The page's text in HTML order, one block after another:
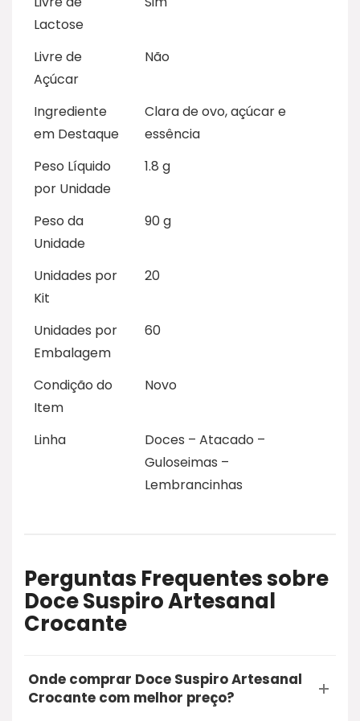
Lactose
Livre de
Açúcar
Não
Ingrediente
em Destaque
Clara de ovo, açúcar e
essência
Peso Líquido
por Unidade
1.8 g
Peso da
Unidade
90 g
Unidades por
Kit
20
Unidades por
Embalagem
60
Condição do
Item
Novo
Linha
Doces – Atacado –
Guloseimas –
Lembrancinhas
Perguntas Frequentes sobre
Doce Suspiro Artesanal
Crocante
Onde comprar Doce Suspiro Artesanal
Crocante com melhor preço?